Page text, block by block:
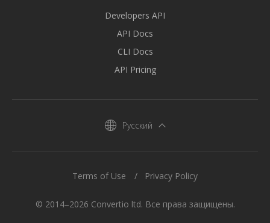
Developers API
API Docs
CLI Docs
API Pricing
Русский
© 2014–2026 Convertio ltd. Все права защищены.
Terms of Use Privacy Policy